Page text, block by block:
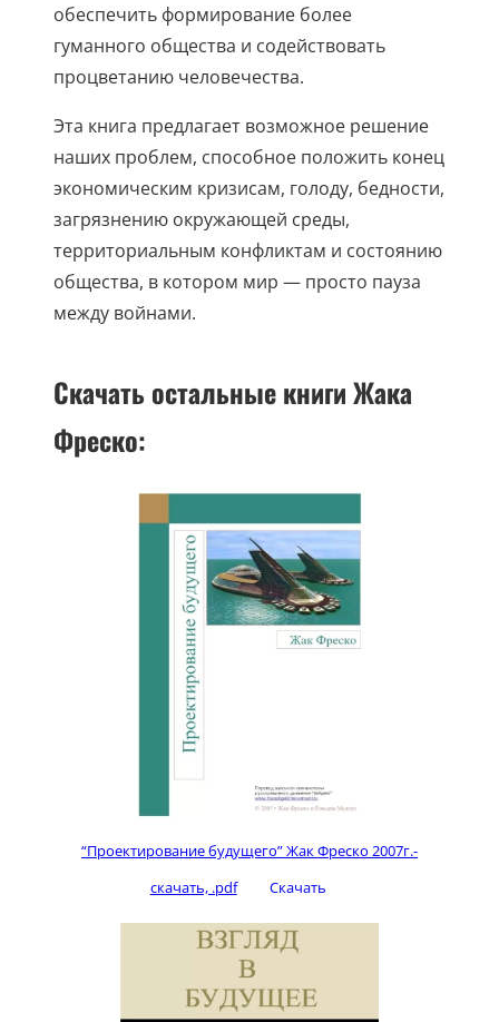
обеспечить формирование более
гуманного общества и содействовать
процветанию человечества.
Эта книга предлагает возможное решение
наших проблем, способное положить конец
экономическим кризисам, голоду, бедности,
загрязнению окружающей среды,
территориальным конфликтам и состоянию
общества, в котором мир — просто пауза
между войнами.
Скачать остальные книги Жака
Фреско:
“Проектирование будущего” Жак Фреско 2007г.-
скачать, .pdf
Скачать